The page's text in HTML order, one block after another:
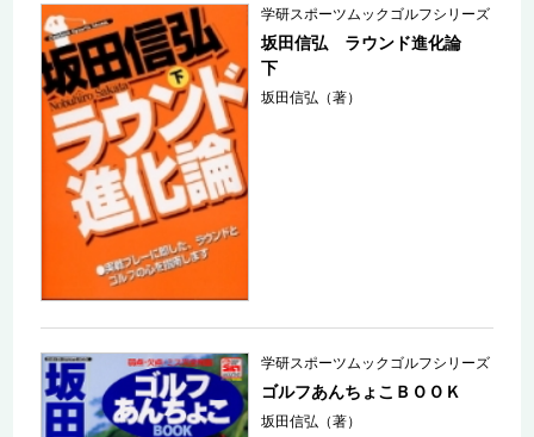
学研スポーツムックゴルフシリーズ
坂田信弘 ラウンド進化論
下
坂田信弘（著）
学研スポーツムックゴルフシリーズ
ゴルフあんちょこＢＯＯＫ
坂田信弘（著）